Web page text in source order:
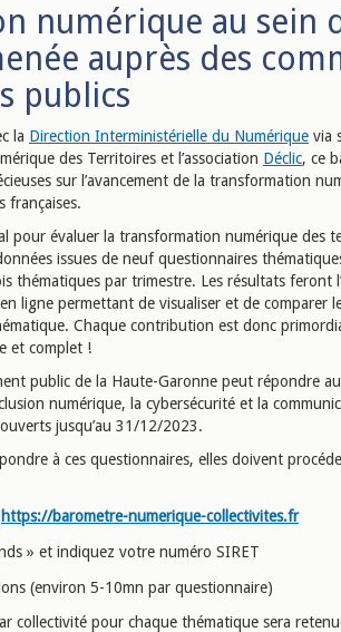
numérique au sein
auprès des
publics
la Direction Interministérielle du Numérique via
des Territoires et l’association Déclic, ce
sur l’avancement de la transformation
françaises.
pour évaluer la transformation numérique des
issues de neuf questionnaires
thématiques par trimestre. Les résultats feront
ligne permettant de visualiser et de comparer
Chaque contribution est donc
et complet !
public de la Haute-Garonne peut répondre
numérique, la cybersécurité et la
jusqu’au 31/12/2023.
à ces questionnaires, elles doivent
https://barometre-numerique-collectivites.fr
» et indiquez votre numéro SIRET
(environ 5-10mn par questionnaire)
collectivité pour chaque thématique sera